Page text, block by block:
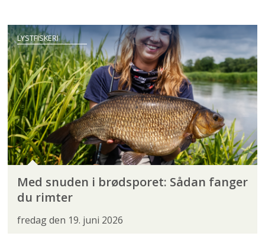
LYSTFISKERI
Med snuden i brødsporet: Sådan fanger
du rimter
fredag den 19. juni 2026